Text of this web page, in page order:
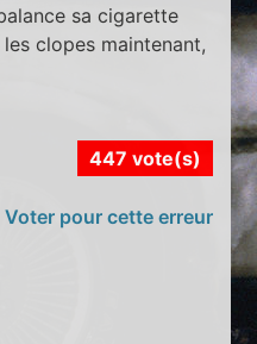
sa cigarette
clopes maintenant,
447 vote(s)
Voter pour cette erreur